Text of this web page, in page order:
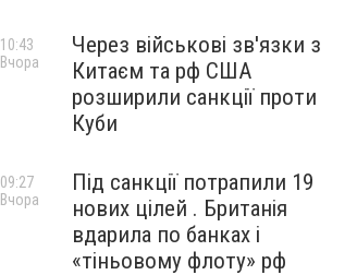
Через військові зв'язки з
Китаєм та рф США
розширили санкції проти
Куби
10:43
Вчора
Під санкції потрапили 19
нових цілей . Британія
вдарила по банках і
«тіньовому флоту» рф
09:27
Вчора